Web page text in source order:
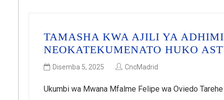
TAMASHA KWA AJILI YA
NEOKATEKUMENATO HUKO
Disemba 5, 2025 CncMadrid
Ukumbi wa Mwana Mfalme Felipe wa Oviedo